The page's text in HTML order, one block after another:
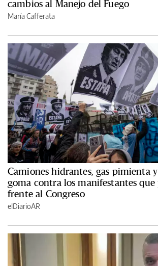
cambios al Manejo del Fuego
María Cafferata
Camiones hidrantes, gas pimienta
goma contra los manifestantes
frente al Congreso
elDiarioAR